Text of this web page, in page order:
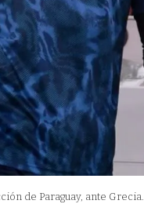
de Paraguay, ante Grecia.